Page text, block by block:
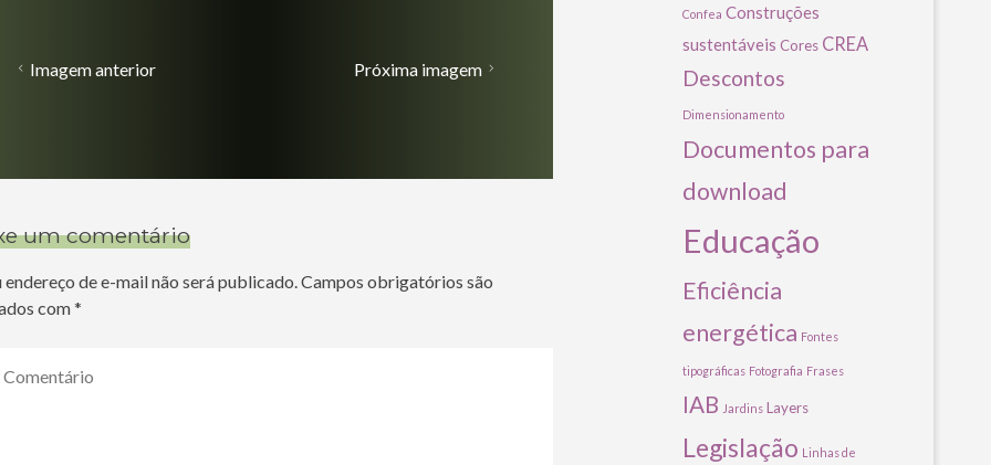
Imagem anterior Próxima imagem
um comentário
endereço de e-mail não será publicado. Campos obrigatórios são
com*
Confea Construções
sustentáveis Cores CREA
Descontos
Dimensionamento
Documentos para
download
Educação
Eficiência
energética Fontes
tipográficas Fotografia Frases
IAB Jardins Layers
Legislação Linhas de